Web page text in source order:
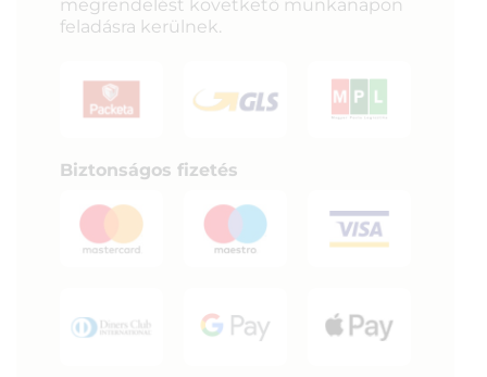
megrendelést követkető munkanapon
feladásra kerülnek.
Biztonságos fizetés